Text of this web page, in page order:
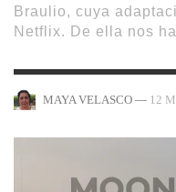
Braulio, cuya
Netflix. De ella nos
MAYA VELASCO — 12